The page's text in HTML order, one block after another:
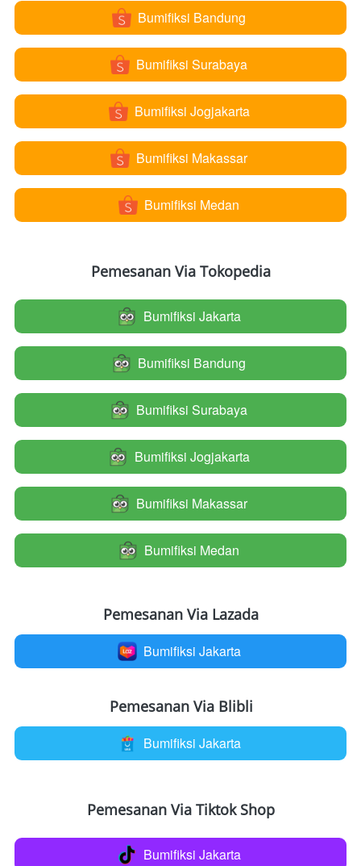
` Bumifiksi Bandung
` Bumifiksi Surabaya
` Bumifiksi Jogjakarta
` Bumifiksi Makassar
` Bumifiksi Medan
Pemesanan Via Tokopedia
` Bumifiksi Jakarta
` Bumifiksi Bandung
` Bumifiksi Surabaya
` Bumifiksi Jogjakarta
` Bumifiksi Makassar
` Bumifiksi Medan
Pemesanan Via Lazada
` Bumifiksi Jakarta
Pemesanan Via Blibli
` Bumifiksi Jakarta
Pemesanan Via Tiktok Shop
` Bumifiksi Jakarta